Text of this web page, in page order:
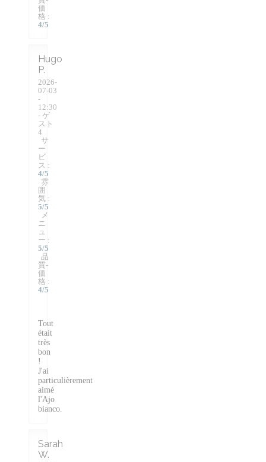
価
格 :
4/5
Hugo
P
2026-
07-03
-
12:30
- ゲ
スト
4
サ
ー
ビ
ス :
4/5
雰
囲
気 :
5/5
メ
ニ
ュ
ー :
5/5
品
質-
価
格 :
4/5
Tout
était
très
bon
!
J'ai
particulièrement
aimé
l'Ajo
bianco.
Sarah
W